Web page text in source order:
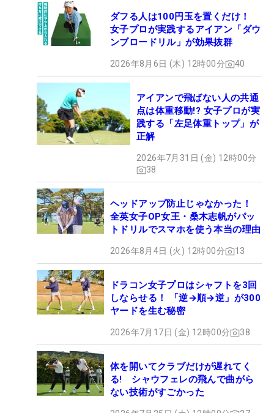
ダフる人は100円玉を置くだけ！
女子プロが実践するアイアン「ダウ
ンブロードリル」が効果抜群
2026年8月6日 (木) 12時00分 40
アイアンで飛ばない人の共通
点は体重移動!? 女子プロが実
践する「左足体重トップ」が
正解
2026年7月31日 (金) 12時00分
38
ヘッドアップ防止じゃなかった！
全英女子OP女王・桑木志帆がパッ
トドリルでスマホを使う本当の理由
2026年8月4日 (火) 12時00分 13
ドラコン女子プロはシャフトを3回
しならせる！ 「逆→順→逆」が300
ヤードを生む秘密
2026年7月17日 (金) 12時00分 38
体を開いてクラブだけが遅れてく
る! シャウフェレの飛んで曲がら
ない技術がすごかった